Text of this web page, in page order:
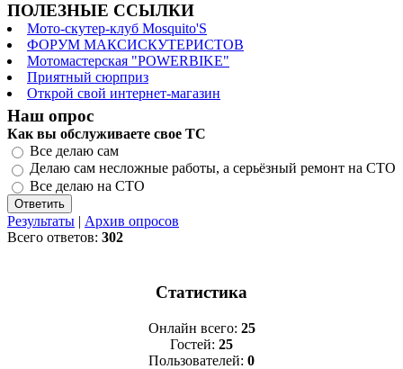
ПОЛЕЗНЫЕ ССЫЛКИ
Мото-скутер-клуб Mosquito'S
ФОРУМ МАКСИСКУТЕРИСТОВ
Мотомастерская "POWERBIKE"
Приятный сюрприз
Открой свой интернет-магазин
Наш опрос
Как вы обслуживаете свое ТС
Все делаю сам
Делаю сам несложные работы, а серьёзный ремонт на СТО
Все делаю на СТО
Результаты | Архив опросов
Всего ответов: 302
Статистика
Онлайн всего: 25
Гостей: 25
Пользователей: 0